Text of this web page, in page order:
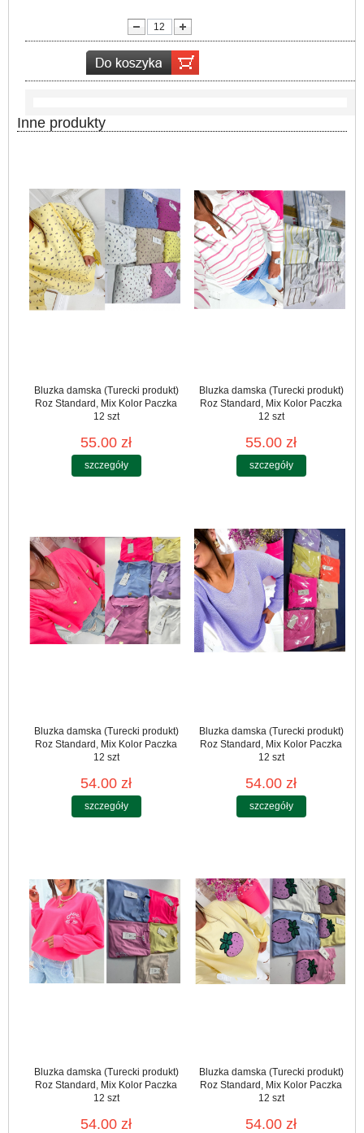
Inne produkty
Bluzka damska (Turecki produkt)
Roz Standard, Mix Kolor Paczka
12 szt
55.00 zł
szczegóły
Bluzka damska (Turecki produkt)
Roz Standard, Mix Kolor Paczka
12 szt
55.00 zł
szczegóły
Bluzka damska (Turecki produkt)
Roz Standard, Mix Kolor Paczka
12 szt
54.00 zł
szczegóły
Bluzka damska (Turecki produkt)
Roz Standard, Mix Kolor Paczka
12 szt
54.00 zł
szczegóły
Bluzka damska (Turecki produkt)
Roz Standard, Mix Kolor Paczka
12 szt
54.00 zł
Bluzka damska (Turecki produkt)
Roz Standard, Mix Kolor Paczka
12 szt
54.00 zł